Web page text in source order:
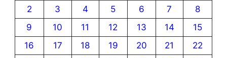
2
3 4 5 6 7
8
9
10 11 12 13 14
15
16
17 18 19 20 21
22